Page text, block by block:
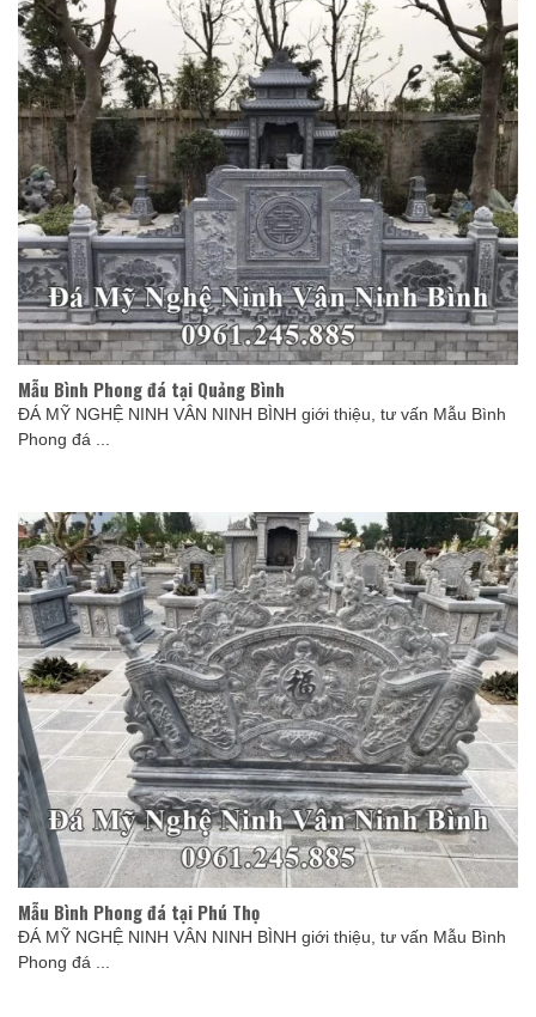
Mẫu Bình Phong đá tại Quảng Bình
ĐÁ MỸ NGHỆ NINH VÂN NINH BÌNH giới thiệu, tư vấn Mẫu Bình
Phong đá ...
Mẫu Bình Phong đá tại Phú Thọ
ĐÁ MỸ NGHỆ NINH VÂN NINH BÌNH giới thiệu, tư vấn Mẫu Bình
Phong đá ...